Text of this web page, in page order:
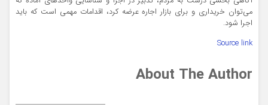
می‌توان خریداری و برای بازار اجاره عرضه کرد، اقدامات مهمی است که باید
اجرا شود.
Source link
About The Author